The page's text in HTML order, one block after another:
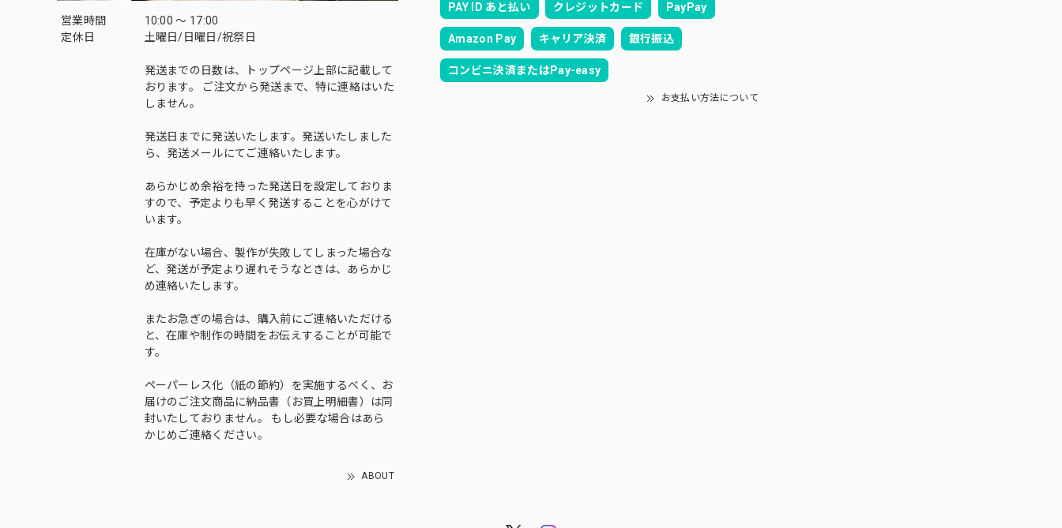
営業時間
10:00 〜 17:00
定休日
土曜日/日曜日/祝祭日
発送までの日数は、トップページ上部に記載して
おります。 ご注文から発送まで、特に連絡はいた
しません。
発送日までに発送いたします。発送いたしました
ら、発送メールにてご連絡いたします。
あらかじめ余裕を持った発送日を設定しておりま
すので、予定よりも早く発送することを心がけて
います。
在庫がない場合、製作が失敗してしまった場合な
ど、発送が予定より遅れそうなときは、あらかじ
め連絡いたします。
またお急ぎの場合は、購入前にご連絡いただける
と、在庫や制作の時間をお伝えすることが可能で
す。
ペーパーレス化（紙の節約）を実施するべく、お
届けのご注文商品に納品書（お買上明細書）は同
封いたしておりません。 もし必要な場合はあら
かじめご連絡ください。
ABOUT
PAY ID あと払い クレジットカード PayPay
Amazon Pay キャリア決済 銀行振込
コンビニ決済またはPay-easy
お支払い方法について